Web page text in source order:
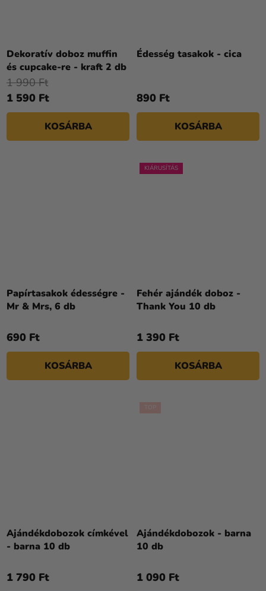
Dekoratív doboz muffin
és cupcake-re - kraft 2 db
1 590 Ft
1 990 Ft
KOSÁRBA
Édesség tasakok - cica
890 Ft
KOSÁRBA
Papírtasakok édességre -
Mr & Mrs, 6 db
690 Ft
KOSÁRBA
KIÁRUSÍTÁS
Fehér ajándék doboz -
Thank You 10 db
termék
átlagos
4,0
csillag.
1 390 Ft
KOSÁRBA
Ajándékdobozok címkével
- barna 10 db
1 790 Ft
Ajándékdobozok - barna
10 db
1 090 Ft